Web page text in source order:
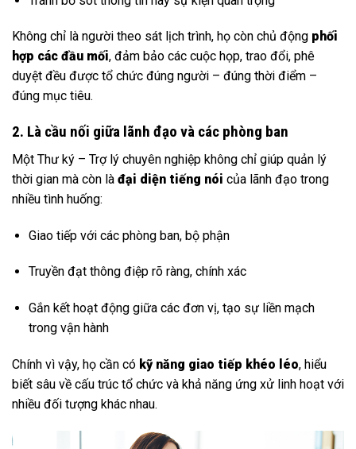
Không chỉ là người theo sát lịch trình, họ còn chủ động phối
hợp các đầu mối, đảm bảo các cuộc họp, trao đổi, phê
duyệt đều được tổ chức đúng người – đúng thời điểm –
đúng mục tiêu.
2. Là cầu nối giữa lãnh đạo và các phòng ban
Một Thư ký – Trợ lý chuyên nghiệp không chỉ giúp quản lý
thời gian mà còn là đại diện tiếng nói của lãnh đạo trong
nhiều tình huống:
Giao tiếp với các phòng ban, bộ phận
Truyền đạt thông điệp rõ ràng, chính xác
Gắn kết hoạt động giữa các đơn vị, tạo sự liền mạch
trong vận hành
Chính vì vậy, họ cần có kỹ năng giao tiếp khéo léo, hiểu
biết sâu về cấu trúc tổ chức và khả năng ứng xử linh hoạt với
nhiều đối tượng khác nhau.